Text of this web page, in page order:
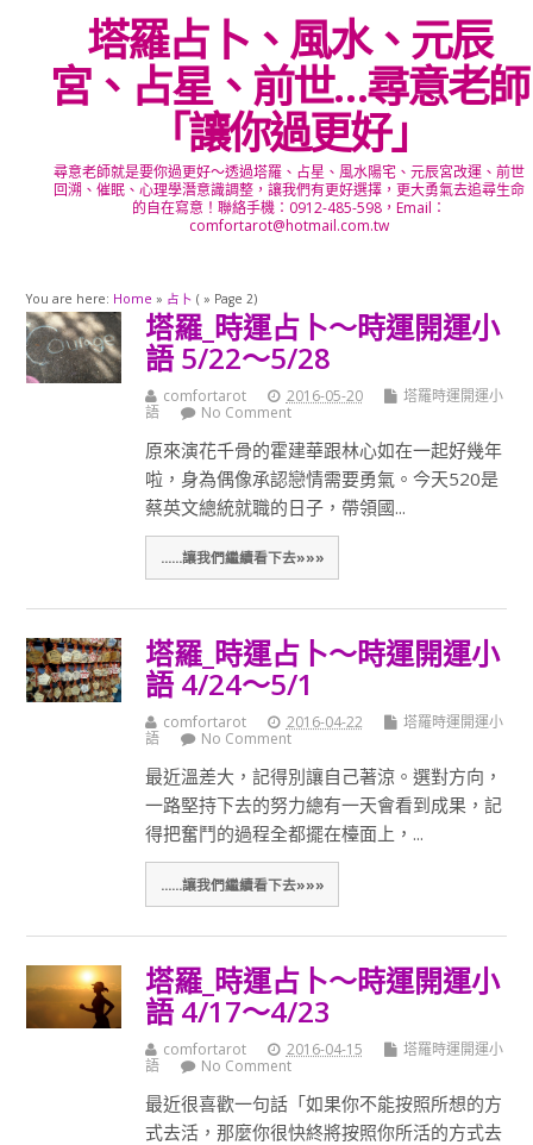
塔羅占卜、風水、元辰
宮、占星、前世…尋意老師
「讓你過更好」
尋意老師就是要你過更好～透過塔羅、占星、風水陽宅、元辰宮改運、前世
回溯、催眠、心理學潛意識調整，讓我們有更好選擇，更大勇氣去追尋生命
的自在寫意！聯絡手機：0912-485-598，Email：
comfortarot@hotmail.com.tw
You are here: Home » 占卜 ( » Page 2)
塔羅_時運占卜～時運開運小
語 5/22～5/28
comfortarot 2016-05-20
塔羅時運開運小
語
No Comment
原來演花千骨的霍建華跟林心如在一起好幾年
啦，身為偶像承認戀情需要勇氣。今天520是
蔡英文總統就職的日子，帶領國...
......讓我們繼續看下去»»»
塔羅_時運占卜～時運開運小
語 4/24～5/1
comfortarot 2016-04-22
塔羅時運開運小
語
No Comment
最近溫差大，記得別讓自己著涼。選對方向，
一路堅持下去的努力總有一天會看到成果，記
得把奮鬥的過程全都擺在檯面上，...
......讓我們繼續看下去»»»
塔羅_時運占卜～時運開運小
語 4/17～4/23
comfortarot 2016-04-15
塔羅時運開運小
語
No Comment
最近很喜歡一句話「如果你不能按照所想的方
式去活，那麼你很快終將按照你所活的方式去